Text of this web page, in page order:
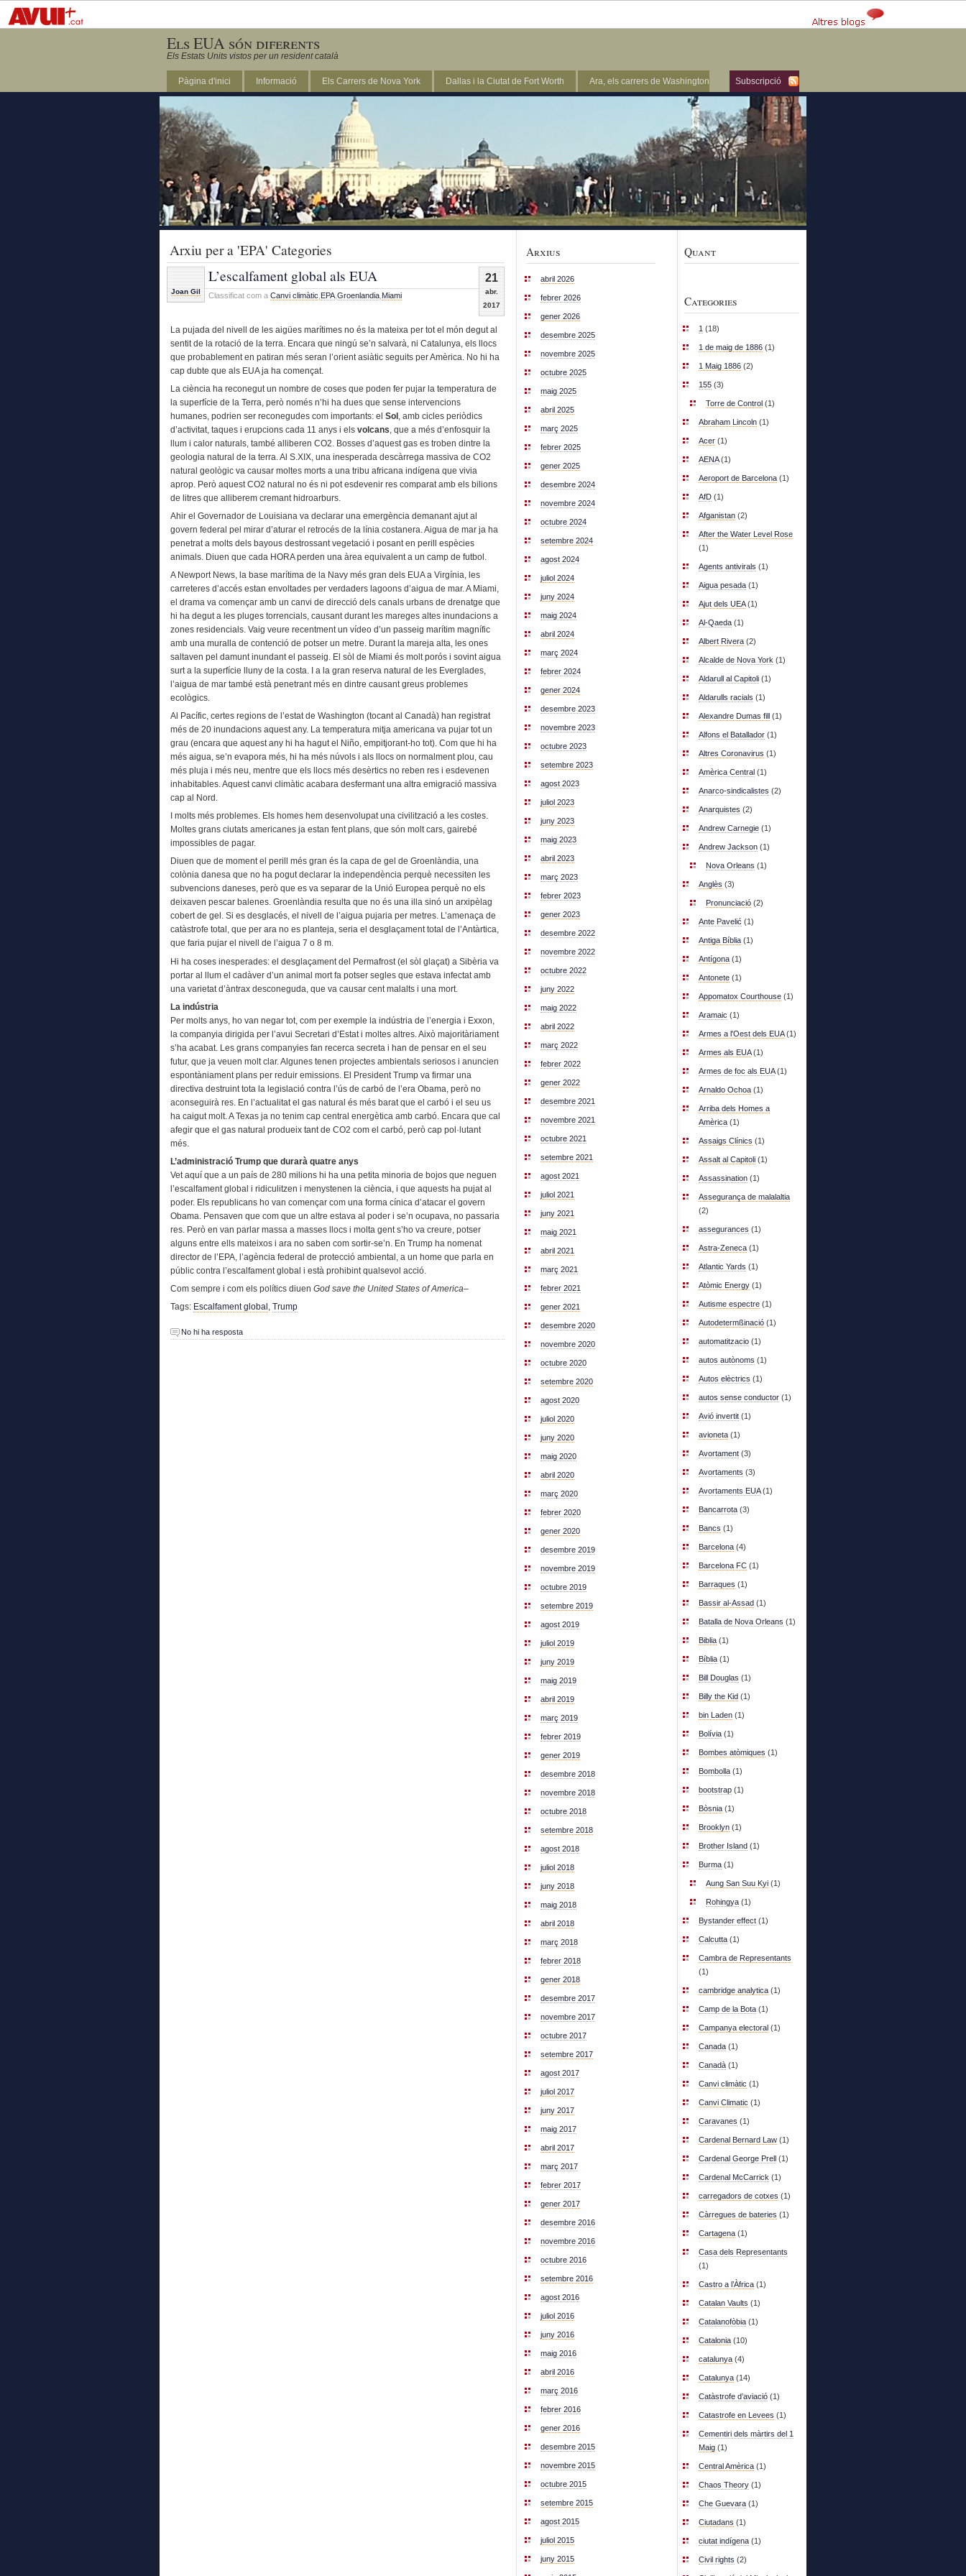
Els EUA són diferents
Els Estats Units vistos per un resident català
Subscripció
Pàgina d'inici Informació Els Carrers de Nova York Dallas i la Ciutat de Fort Worth Ara, els carrers de Washington
Arxiu per a 'EPA' Categories
21
abr.
2017
Joan Gil
L’escalfament global als EUA
Classificat com a Canvi climàtic EPA Groenlandia Miami
La pujada del nivell de les aigües marítimes no és la mateixa per tot el món degut al
sentit de la rotació de la terra. Encara que ningú se’n salvarà, ni Catalunya, els llocs
que probablement en patiran més seran l’orient asiàtic seguits per Amèrica. No hi ha
cap dubte que als EUA ja ha començat.
La ciència ha reconegut un nombre de coses que poden fer pujar la temperatura de
la superfície de la Terra, però només n’hi ha dues que sense intervencions
humanes, podrien ser reconegudes com importants: el Sol , amb cicles periòdics
d’activitat, taques i erupcions cada 11 anys i els volcans, que a més d’enfosquir la
llum i calor naturals, també alliberen CO2. Bosses d’aquest gas es troben dintre la
geologia natural de la terra. Al S.XIX, una inesperada descàrrega massiva de CO2
natural geològic va causar moltes morts a una tribu africana indígena que vivia
aprop. Però aquest CO2 natural no és ni pot esdevenir res comparat amb els bilions
de litres que alliberem cremant hidroarburs.
Ahir el Governador de Louisiana va declarar una emergència demanant ajut al
govern federal pel mirar d’aturar el retrocés de la línia costanera. Aigua de mar ja ha
penetrat a molts dels bayous destrossant vegetació i posant en perill espècies
animals. Diuen que cada HORA perden una àrea equivalent a un camp de futbol.
A Newport News, la base marítima de la Navy més gran dels EUA a Virgínia, les
carreteres d’accés estan envoltades per verdaders lagoons d’aigua de mar. A Miami,
el drama va començar amb un canvi de direcció dels canals urbans de drenatge que
hi ha degut a les pluges torrencials, causant durant les mareges altes inundacions a
zones residencials. Vaig veure recentment un vídeo d’un passeig marítim magnífic
amb una muralla de contenció de potser un metre. Durant la mareja alta, les ones
saltaven pel damunt inundant el passeig. El sòl de Miami és molt porós i sovint aigua
surt a la superfície lluny de la costa. I a la gran reserva natural de les Everglades,
l’aigua de mar també està penetrant més en dintre causant greus problemes
ecològics.
Al Pacífic, certes regions de l’estat de Washington (tocant al Canadà) han registrat
més de 20 inundacions aquest any. La temperatura mitja americana va pujar tot un
grau (encara que aquest any hi ha hagut el Niño, empitjorant-ho tot). Com que hi ha
més aigua, se’n evapora més, hi ha més núvols i als llocs on normalment plou, cau
més pluja i més neu, mentre que els llocs més desèrtics no reben res i esdevenen
inhabitables. Aquest canvi climàtic acabara desfermant una altra emigració massiva
cap al Nord.
I molts més problemes. Els homes hem desenvolupat una civilització a les costes.
Moltes grans ciutats americanes ja estan fent plans, que són molt cars, gairebé
impossibles de pagar.
Diuen que de moment el perill més gran és la capa de gel de Groenlàndia, una
colònia danesa que no ha pogut declarar la independència perquè necessiten les
subvencions daneses, però que es va separar de la Unió Europea perquè no els
deixaven pescar balenes. Groenlàndia resulta que no és una illa sinó un arxipèlag
cobert de gel. Si es desglacés, el nivell de l’aigua pujaria per metres. L’amenaça de
catàstrofe total, que per ara no es planteja, seria el desglaçament total de l’Antàrtica,
que faria pujar el nivell de l’aigua 7 o 8 m.
Hi ha coses inesperades: el desglaçament del Permafrost (el sòl glaçat) a Sibèria va
portar al llum el cadàver d’un animal mort fa potser segles que estava infectat amb
una varietat d’àntrax desconeguda, que va causar cent malalts i una mort.
La indústria
Per molts anys, ho van negar tot, com per exemple la indústria de l’energia i Exxon,
la companyia dirigida per l’avui Secretari d’Estat i moltes altres. Això majoritàriament
s’ha acabat. Les grans companyies fan recerca secreta i han de pensar en el seu
futur, que ja veuen molt clar. Algunes tenen projectes ambientals seriosos i anuncien
espontàniament plans per reduir emissions. El President Trump va firmar una
directiva destruint tota la legislació contra l’ús de carbó de l’era Obama, però no
aconseguirà res. En l’actualitat el gas natural és més barat que el carbó i el seu us
ha caigut molt. A Texas ja no tenim cap central energètica amb carbó. Encara que cal
afegir que el gas natural produeix tant de CO2 com el carbó, però cap pol·lutant
més.
L’administració Trump que durarà quatre anys
Vet aquí que a un país de 280 milions hi ha una petita minoria de bojos que neguen
l’escalfament global i ridiculitzen i menystenen la ciència, i que aquests ha pujat al
poder. Els republicans ho van començar com una forma cínica d’atacar el govern
Obama. Pensaven que com que un altre estava al poder i se’n ocupava, no passaria
res. Però en van parlar massa a masses llocs i molta gent s’ho va creure, potser
alguns entre ells mateixos i ara no saben com sortir-se’n. En Trump ha nomenat
director de l’EPA, l’agència federal de protecció ambiental, a un home que parla en
públic contra l’escalfament global i està prohibint qualsevol acció.
Com sempre i com els polítics diuen God save the United States of America–
Tags: Escalfament global, Trump
No hi ha resposta
Arxius
abril 2026
febrer 2026
gener 2026
desembre 2025
novembre 2025
octubre 2025
maig 2025
abril 2025
març 2025
febrer 2025
gener 2025
desembre 2024
novembre 2024
octubre 2024
setembre 2024
agost 2024
juliol 2024
juny 2024
maig 2024
abril 2024
març 2024
febrer 2024
gener 2024
desembre 2023
novembre 2023
octubre 2023
setembre 2023
agost 2023
juliol 2023
juny 2023
maig 2023
abril 2023
març 2023
febrer 2023
gener 2023
desembre 2022
novembre 2022
octubre 2022
juny 2022
maig 2022
abril 2022
març 2022
febrer 2022
gener 2022
desembre 2021
novembre 2021
octubre 2021
setembre 2021
agost 2021
juliol 2021
juny 2021
maig 2021
abril 2021
març 2021
febrer 2021
gener 2021
desembre 2020
novembre 2020
octubre 2020
setembre 2020
agost 2020
juliol 2020
juny 2020
maig 2020
abril 2020
març 2020
febrer 2020
gener 2020
desembre 2019
novembre 2019
octubre 2019
setembre 2019
agost 2019
juliol 2019
juny 2019
maig 2019
abril 2019
març 2019
febrer 2019
gener 2019
desembre 2018
novembre 2018
octubre 2018
setembre 2018
agost 2018
juliol 2018
juny 2018
maig 2018
abril 2018
març 2018
febrer 2018
gener 2018
desembre 2017
novembre 2017
octubre 2017
setembre 2017
agost 2017
juliol 2017
juny 2017
maig 2017
abril 2017
març 2017
febrer 2017
gener 2017
desembre 2016
novembre 2016
octubre 2016
setembre 2016
agost 2016
juliol 2016
juny 2016
maig 2016
abril 2016
març 2016
febrer 2016
gener 2016
desembre 2015
novembre 2015
octubre 2015
setembre 2015
agost 2015
juliol 2015
juny 2015
Quant
Categories
1 (18)
1 de maig de 1886 (1)
1 Maig 1886 (2)
155 (3)
Torre de Control (1)
Abraham Lincoln (1)
Acer (1)
AENA(1)
Aeroport de Barcelona (1)
AfD (1)
Afganistan (2)
After the Water Level Rose
(1)
Agents antivirals (1)
Aigua pesada (1)
Ajut dels UEA(1)
Al-Qaeda (1)
Albert Rivera (2)
Alcalde de Nova York (1)
Aldarull al Capitoli (1)
Aldarulls racials (1)
Alexandre Dumas fill (1)
Alfons el Batallador (1)
Altres Coronavirus (1)
Amèrica Central (1)
Anarco-sindicalistes (2)
Anarquistes (2)
Andrew Carnegie (1)
Andrew Jackson (1)
Nova Orleans (1)
Anglès (3)
Pronunciació (2)
Ante Pavelić (1)
Antiga Bíblia (1)
Antígona (1)
Antonete (1)
Appomatox Courthouse (1)
Aramaic (1)
Armes a l'Oest dels EUA(1)
Armes als EUA(1)
Armes de foc als EUA(1)
Arnaldo Ochoa (1)
Arriba dels Homes a
Amèrica (1)
Assaigs Clínics (1)
Assalt al Capitoli (1)
Assassination (1)
Assegurança de malalaltia
(2)
assegurances (1)
Astra-Zeneca (1)
Atlantic Yards (1)
Atòmic Energy (1)
Autisme espectre (1)
Autodetermßinació (1)
automatitzacio (1)
autos autònoms (1)
Autos elèctrics (1)
autos sense conductor (1)
Avió invertit (1)
avioneta (1)
Avortament (3)
Avortaments (3)
Avortaments EUA(1)
Bancarrota (3)
Bancs (1)
Barcelona (4)
Barcelona FC (1)
Barraques (1)
Bassir al-Assad (1)
Batalla de Nova Orleans (1)
Biblia (1)
Bíblia (1)
Bill Douglas (1)
Billy the Kid (1)
bin Laden (1)
Bolívia (1)
Bombes atòmiques (1)
Bombolla (1)
bootstrap (1)
Bòsnia (1)
Brooklyn (1)
Brother Island (1)
Burma (1)
Aung San Suu Kyi (1)
Rohingya (1)
Bystander effect (1)
Calcutta (1)
Cambra de Representants
(1)
cambridge analytica (1)
Camp de la Bota (1)
Campanya electoral (1)
Canada (1)
Canadà (1)
Canvi climàtic (1)
Canvi Climatic (1)
Caravanes (1)
Cardenal Bernard Law (1)
Cardenal George Prell (1)
Cardenal McCarrick (1)
carregadors de cotxes (1)
Càrregues de bateries (1)
Cartagena (1)
Casa dels Representants
(1)
Castro a l’Àfrica (1)
Catalan Vaults (1)
Catalanofòbia (1)
Catalonia (10)
catalunya (4)
Catalunya (14)
Catàstrofe d’aviació (1)
Catastrofe en Levees (1)
Cementiri dels màrtirs del 1
Maig (1)
Central Amèrica (1)
Chaos Theory (1)
Che Guevara (1)
Ciutadans (1)
ciutat indígena (1)
Civil rights (2)